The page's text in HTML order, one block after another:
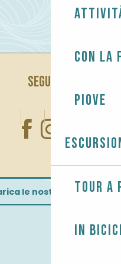
Con la
Piove
Tour a
In
SEGUITECI
le nostre brochure